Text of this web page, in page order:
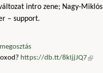
intro zene; Nagy-Miklós
– support.
https://db.tt/8kIjjJQ7 (külső